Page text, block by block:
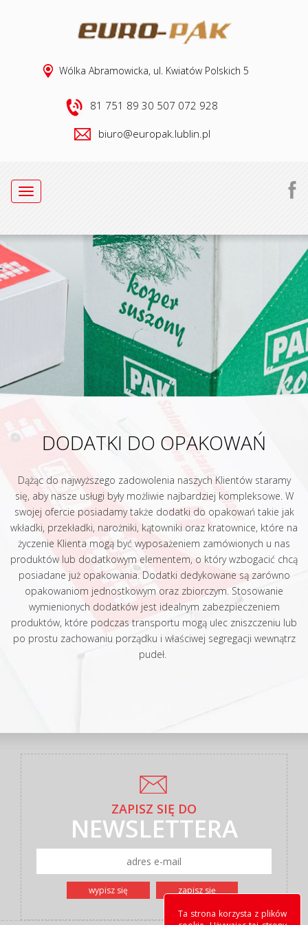
Wólka Abramowicka, ul. Kwiatów Polskich 5
81 751 89 30 507 072 928
biuro@europak.lublin.pl
Toggle
navigation
DODATKI DO OPAKOWAŃ
Dążąc do najwyższego zadowolenia naszych Klientów staramy
się, aby nasze usługi były możliwie najbardziej kompleksowe. W
swojej ofercie posiadamy także dodatki do opakowań takie jak
wkładki, przekładki, narożniki, kątowniki oraz kratownice, które na
życzenie Klienta mogą być wyposażeniem zamówionych u nas
produktów lub dodatkowym elementem, o który wzbogacić chcą
posiadane już opakowania. Dodatki dedykowane są zarówno
opakowaniom jednostkowym oraz zbiorczym. Stosowanie
wymienionych dodatków jest idealnym zabezpieczeniem
produktów, które podczas transportu mogą ulec zniszczeniu lub
po prostu zachowaniu porządku i właściwej segregacji wewnątrz
pudeł.
ZAPISZ SIĘ DO
NEWSLETTERA
Ta strona korzysta z plików